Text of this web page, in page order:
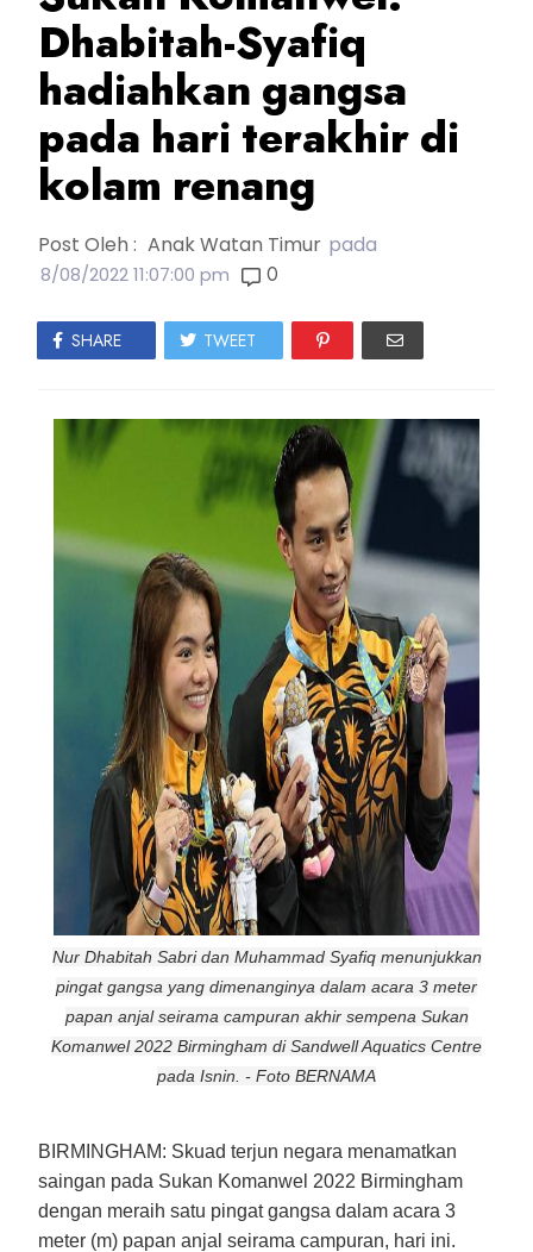
Dhabitah-Syafiq
hadiahkan gangsa
pada hari terakhir di
kolam renang
Post Oleh : Anak Watan Timur pada
8/08/2022 11:07:00 pm 0
SHARE TWEET
Nur Dhabitah Sabri dan Muhammad Syafiq menunjukkan
pingat gangsa yang dimenanginya dalam acara 3 meter
papan anjal seirama campuran akhir sempena Sukan
Komanwel 2022 Birmingham di Sandwell Aquatics Centre
pada Isnin. - Foto BERNAMA
BIRMINGHAM: Skuad terjun negara menamatkan
saingan pada Sukan Komanwel 2022 Birmingham
dengan meraih satu pingat gangsa dalam acara 3
meter (m) papan anjal seirama campuran, hari ini.